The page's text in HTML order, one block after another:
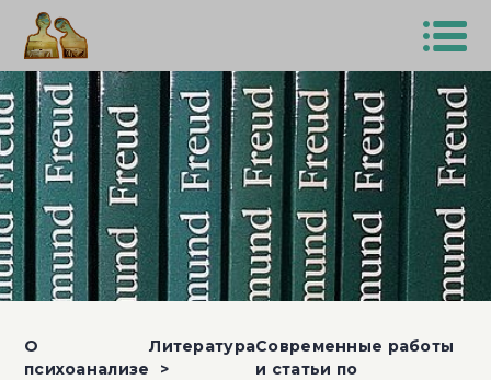
О
психоанализе
ЛитератураСовременные работы
и статьи по